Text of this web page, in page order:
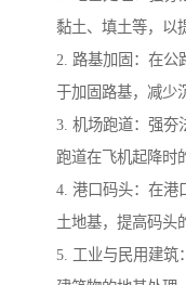
黏土、填土等，以
2. 路基加固：在公
于加固路基，减少
3. 机场跑道：强夯
跑道在飞机起降时
4. 港口码头：在港
土地基，提高码头
5. 工业与民用建筑